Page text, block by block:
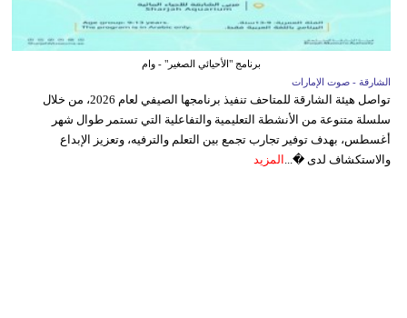
برنامج "الأحيائي الصغير" - وام
الشارقة - صوت الإمارات
تواصل هيئة الشارقة للمتاحف تنفيذ برنامجها الصيفي لعام 2026، من خلال
سلسلة متنوعة من الأنشطة التعليمية والتفاعلية التي تستمر طوال شهر
أغسطس، بهدف توفير تجارب تجمع بين التعلم والترفيه، وتعزيز الإبداع
والاستكشاف لدى �... المزيد